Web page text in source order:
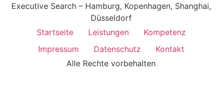
Executive Search – Hamburg, Kopenhagen, Shanghai,
Düsseldorf
Startseite
Leistungen
Kompetenz
Impressum
Datenschutz
Kontakt
Alle Rechte vorbehalten